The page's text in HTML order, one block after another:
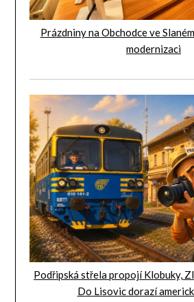
Prázdniny na Obchodce ve
modernizaci
Podřipská střela propojí Klobuky,
Do Lisovic dorazí